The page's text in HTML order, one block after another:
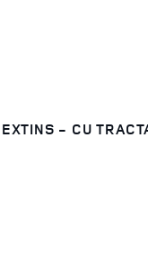
- CU